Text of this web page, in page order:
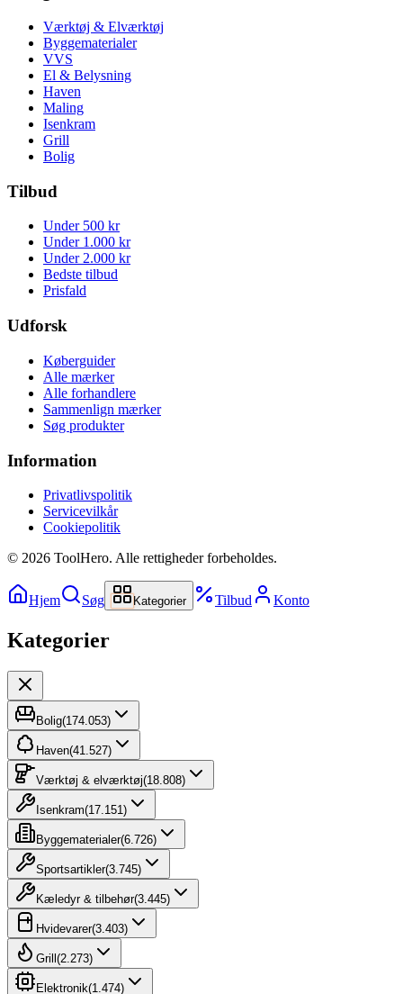
Værktøj & Elværktøj
Byggematerialer
VVS
El & Belysning
Haven
Maling
Isenkram
Grill
Bolig
Tilbud
Under 500 kr
Under 1.000 kr
Under 2.000 kr
Bedste tilbud
Prisfald
Udforsk
Køberguider
Alle mærker
Alle forhandlere
Sammenlign mærker
Søg produkter
Information
Privatlivspolitik
Servicevilkår
Cookiepolitik
© 2026 ToolHero. Alle rettigheder forbeholdes.
Hjem Søg Kategorier Tilbud Konto
Kategorier
Bolig(174.053)
Haven(41.527)
Værktøj & elværktøj(18.808)
Isenkram(17.151)
Byggematerialer(6.726)
Sportsartikler(3.745)
Kæledyr & tilbehør(3.445)
Hvidevarer(3.403)
Grill (2.273)
Elektronik(1.474)